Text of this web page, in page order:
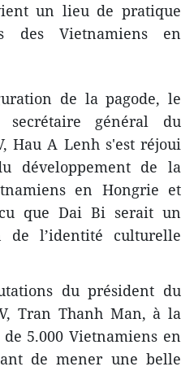
un lieu de pratique
des Vietnamiens en
de la pagode, le
général du
Hau A Lenh s'est réjoui
développement de la
en Hongrie et
que Dai Bi serait un
l’identité culturelle
du président du
Tran Thanh Man, à la
5.000 Vietnamiens en
de mener une belle